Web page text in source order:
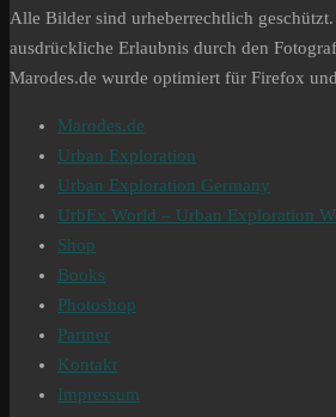
Alle Bilder sind urheberrechtlich
ausdrückliche Erlaubnis durch den
Marodes.de wurde optimiert für Firefox
Marodes.de
Urban Exploration
Urban Exploration Germany
UrbEx World – Urban Exploration
Shop
Books
Photoshop
Partner
Kontakt
Impressum